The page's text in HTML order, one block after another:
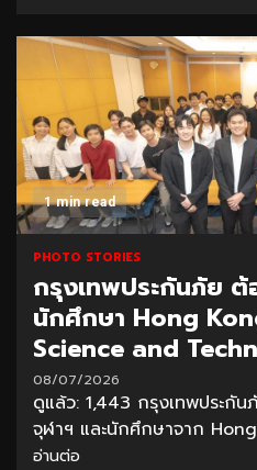
1 min read
PHOTO STORIES
กรุงเทพประกันภัย
นักศึกษา Hong
Science and
08/07/2026
ดูแล้ว: 1,443 กรุงเทพประกั
จุฬาฯ และนักศึกษาจาก
อ่านต่อ